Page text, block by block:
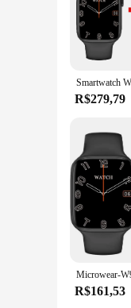
R$279,79
R$161,53